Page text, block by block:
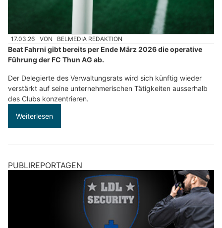
17.03.26 VON BELMEDIA REDAKTION
Beat Fahrni gibt bereits per Ende März 2026 die operative
Führung der FC Thun AG ab.
Der Delegierte des Verwaltungsrats wird sich künftig wieder
verstärkt auf seine unternehmerischen Tätigkeiten ausserhalb
des Clubs konzentrieren.
Weiterlesen
PUBLIREPORTAGEN